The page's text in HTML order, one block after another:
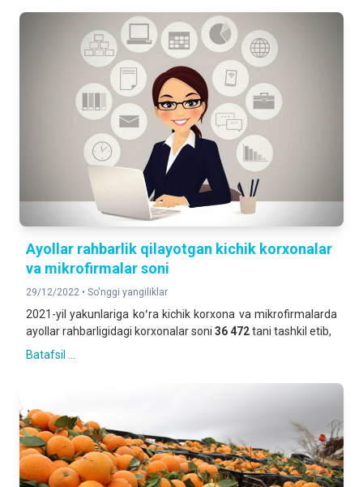
Ayollar rahbarlik qilayotgan kichik korxonalar
va mikrofirmalar soni
29/12/2022 • So'nggi yangiliklar
2021-yil yakunlariga koʻra kichik korxona va mikrofirmalarda
ayollar rahbarligidagi korxonalar soni 36 472tani tashkil etib,
Batafsil ...